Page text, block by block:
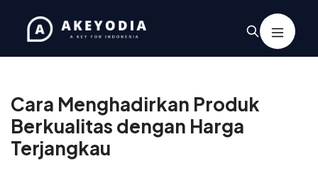
dengan Harga Terjangkau
Cara Menghadirkan Produk
Berkualitas dengan Harga
Terjangkau